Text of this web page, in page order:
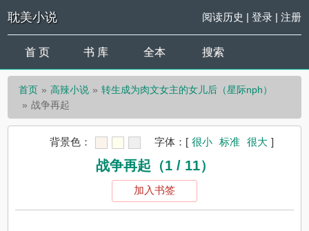
耽美小说 阅读历史 | 登录| 注册
首 页 书 库 全本 搜索
首页 高辣小说
转生成为肉文女主的女儿后（星际nph）
战争再起
背景色： 字体： [ 很小 标准 很大 ]
战争再起（1 / 11）
加入书签